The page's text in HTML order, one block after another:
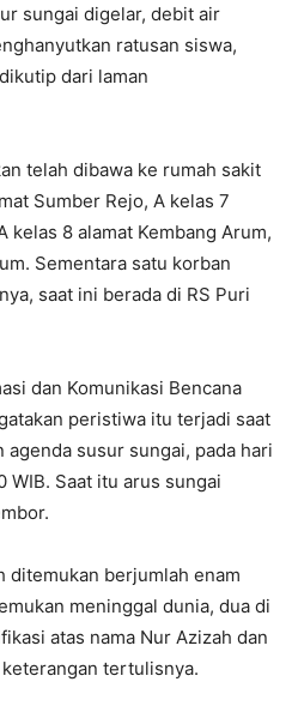
sungai digelar, debit air
ratusan siswa,
dari laman
telah dibawa ke rumah sakit
Sumber Rejo, A kelas 7
kelas 8 alamat Kembang Arum,
Sementara satu korban
saat ini berada di RS Puri
dan Komunikasi Bencana
peristiwa itu terjadi saat
agenda susur sungai, pada hari
WIB. Saat itu arus sungai
ditemukan berjumlah enam
meninggal dunia, dua di
atas nama Nur Azizah dan
keterangan tertulisnya.